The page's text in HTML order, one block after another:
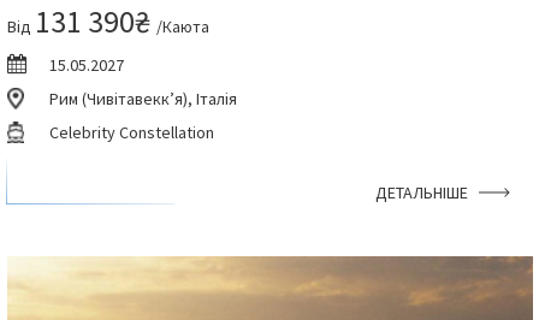
Від 131 390₴ /Каюта
15.05.2027
Рим (Чивітавекк’я), Італія
Celebrity Constellation
ДЕТАЛЬНІШЕ